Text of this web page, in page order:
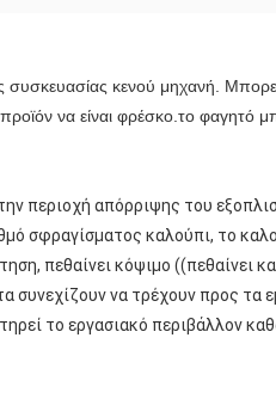
συσκευασίας κενού μηχανή.
να είναι φρέσκο.το φαγητό
περιοχή απόρριψης του
σφραγίσματος καλούπι, το
πεθαίνει κόψιμο ((πεθαίνει
συνεχίζουν να τρέχουν προς τα
το εργασιακό περιβάλλον